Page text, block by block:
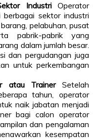
IndustriOperator
sektor industri
pelabuhan, pusat
pabrik-pabrik yang
dalam jumlah besar.
dan pergudangan juga
untuk perkembangan
atau TrainerSetelah
tahun, operator
naik jabatan menjadi
bagi calon operator
dan pengalaman
kesempatan